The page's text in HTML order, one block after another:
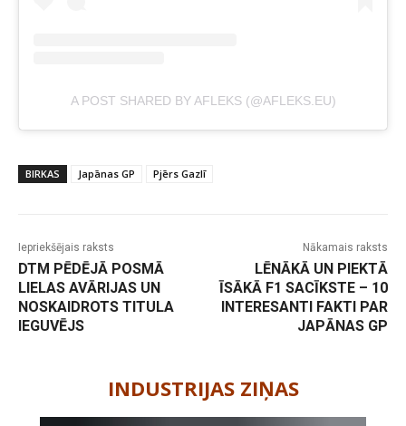
A POST SHARED BY AFLEKS (@AFLEKS.EU)
BIRKAS Japānas GP Pjērs Gazlī
Iepriekšējais raksts
DTM PĒDĒJĀ POSMĀ
LIELAS AVĀRIJAS UN
NOSKAIDROTS TITULA
IEGUVĒJS
Nākamais raksts
LĒNĀKĀ UN PIEKTĀ
ĪSĀKĀ F1 SACĪKSTE – 10
INTERESANTI FAKTI PAR
JAPĀNAS GP
INDUSTRIJAS ZIŅAS